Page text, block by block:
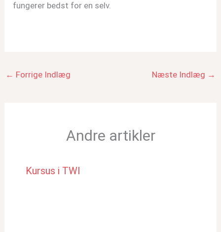
fungerer bedst for en selv.
← Forrige Indlæg Næste Indlæg →
Andre artikler
Kursus i TWI